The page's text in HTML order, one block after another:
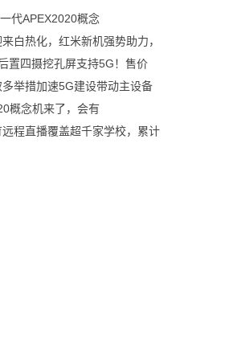
代APEX2020概念
白热化，红米新机强势助力，
置四摄挖孔屏支持5G！售价
举措加速5G建设带动主设备
概念机来了，会有
程直播覆盖超千家学校，累计